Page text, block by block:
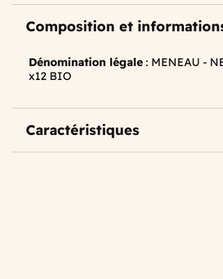
Composition et
Dénomination légale : MENEAU -
x12 BIO
Caractéristiques